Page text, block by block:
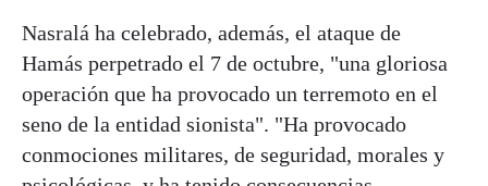
Nasralá ha celebrado, además, el ataque de
Hamás perpetrado el 7 de octubre, "una gloriosa
operación que ha provocado un terremoto en el
seno de la entidad sionista". "Ha provocado
conmociones militares, de seguridad, morales y